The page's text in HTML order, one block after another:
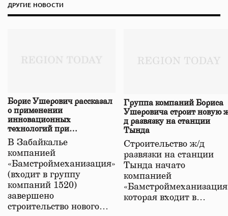
ДРУГИЕ НОВОСТИ
Борис Ушерович рассказал
о применении
инновационных
технологий при
строительстве нового моста
в Забайкалье
В Забайкалье
компанией
«Бамстроймеханизация»
(входит в группу
компаний 1520)
завершено
строительство нового…
Группа компаний Бориса
Ушеровича строит новую
д развязку на станции
Тында
Строительство ж/д
развязки на станции
Тында начато
компанией
которая входит в…